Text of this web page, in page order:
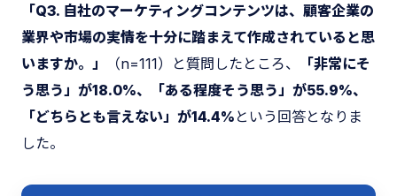
「Q3. 自社のマーケティングコンテンツは、顧客企業の
業界や市場の実情を十分に踏まえて作成されていると思
いますか。」
（n=111）と質問したところ、
「非常にそ
う思う」が18.0%、「ある程度そう思う」が55.9%、
「どちらとも言えない」が14.4% という回答となりま
した。